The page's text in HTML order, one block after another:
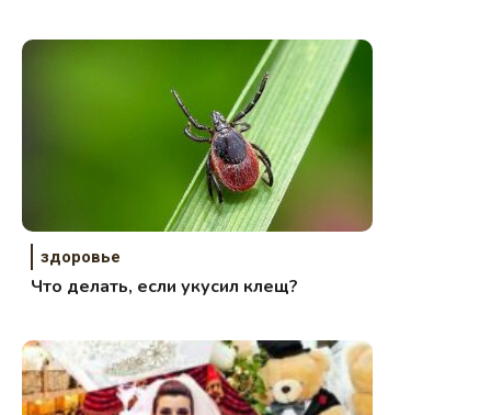
здоровье
Что делать, если укусил клещ?